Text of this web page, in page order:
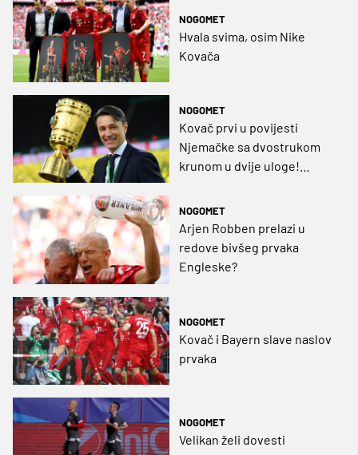
NOGOMET
Hvala svima, osim Nike
Kovača
NOGOMET
Kovač prvi u povijesti
Njemačke sa dvostrukom
krunom u dvije uloge!
NOGOMET
Arjen Robben prelazi u
redove bivšeg prvaka
Engleske?
NOGOMET
Kovač i Bayern slave naslov
prvaka
NOGOMET
Velikan želi dovesti